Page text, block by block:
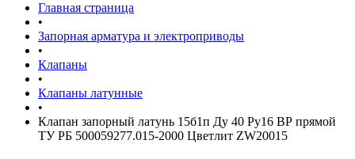
Главная страница
•
Запорная арматура и электроприводы
•
Клапаны
•
Клапаны латунные
•
Клапан запорный латунь 15б1п Ду 40 Ру16 ВР прямой
ТУ РБ 500059277.015-2000 Цветлит ZW20015